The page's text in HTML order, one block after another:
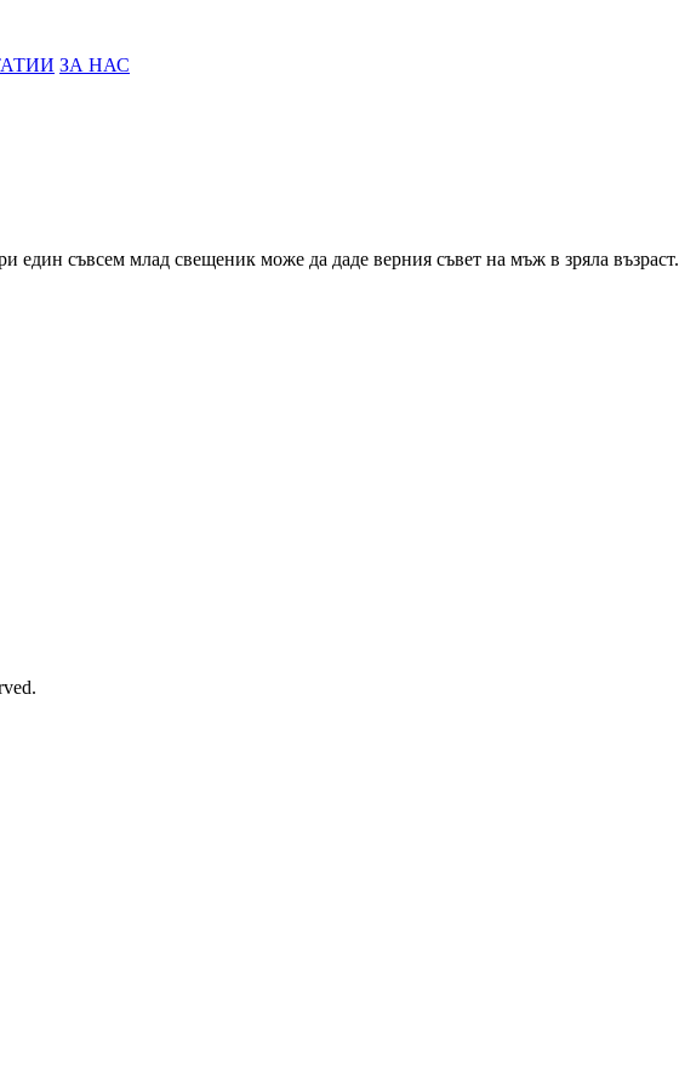
ЗА НАС
един съвсем млад свещеник може да даде верния съвет на мъж в зряла възраст.